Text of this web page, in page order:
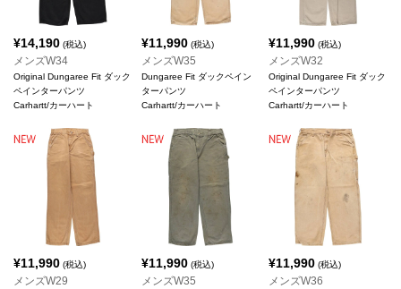
¥14,190 (税込)
メンズW34
Original Dungaree Fit ダック
ペインターパンツ
Carhartt/カーハート
¥11,990(税込)
メンズW35
Dungaree Fit ダックペイン
ターパンツ
Carhartt/カーハート
¥11,990 (税込)
メンズW32
Original Dungaree Fit ダック
ペインターパンツ
Carhartt/カーハート
¥11,990 (税込)
メンズW29
¥11,990(税込)
メンズW35
¥11,990 (税込)
メンズW36